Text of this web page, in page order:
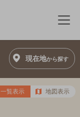
メ
現在地から探す
一覧表示 地図表示